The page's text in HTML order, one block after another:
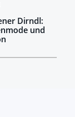
Dirndl:
und